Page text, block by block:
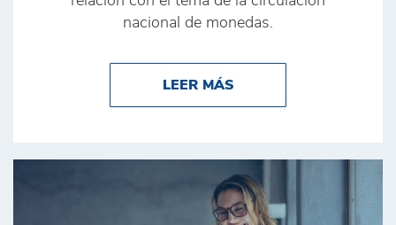
nacional de monedas.
LEER MÁSABOUT COVID-19 Y